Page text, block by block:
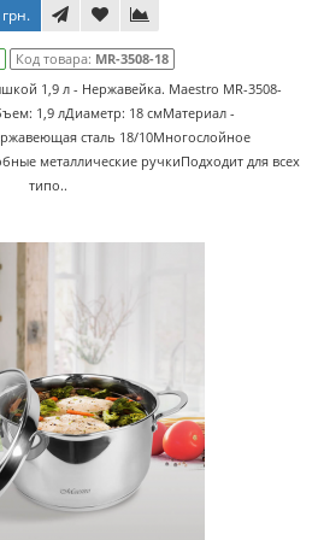
Код товара: MR-3508-18
1,9 л - Нержавейка. Maestro MR-3508-
1,9 лДиаметр: 18 смМатериал -
сталь 18/10Многослойное
металлические ручкиПодходит для всех
типо..